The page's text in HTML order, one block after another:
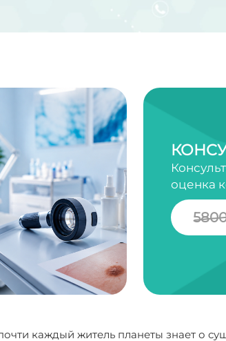
оценка
каждый житель планеты знает о